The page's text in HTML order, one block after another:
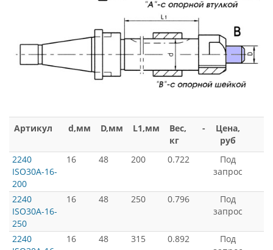
Артикул d,мм D,мм L1,мм
Вес,
кг
-
Цена,
руб
2240
ISO30A-16-
200
16 48 200 0.722
Под
запрос
2240
ISO30A-16-
250
16 48 250 0.796
Под
запрос
2240
16 48 315 0.892
Под